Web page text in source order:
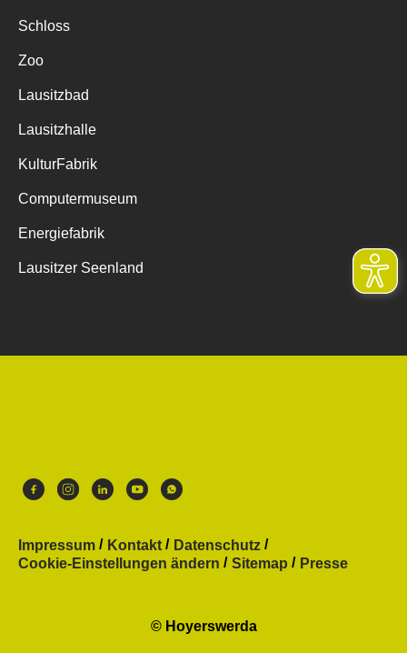
Schloss
Zoo
Lausitzbad
Lausitzhalle
KulturFabrik
Computermuseum
Energiefabrik
Lausitzer Seenland
Impressum Kontakt
Datenschutz
Cookie-Einstellungen ändern
Sitemap Presse
© Hoyerswerda